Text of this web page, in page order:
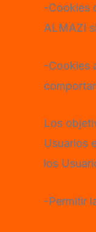
-Cookies
ALMAZI
-Cookies
Los
Usuarios
los
-Permitir